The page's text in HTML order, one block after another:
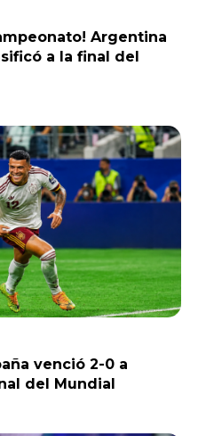
Argentina
a la final del
venció 2-0 a
del Mundial